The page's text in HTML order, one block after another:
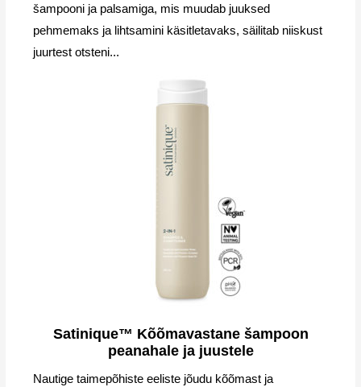
šampooni ja palsamiga, mis muudab juuksed
pehmemaks ja lihtsamini käsitletavaks, säilitab niiskust
juurtest otsteni...
Satinique™ Kõõmavastane šampoon
peanahale ja juustele
Nautige taimepõhiste eeliste jõudu kõõmast ja